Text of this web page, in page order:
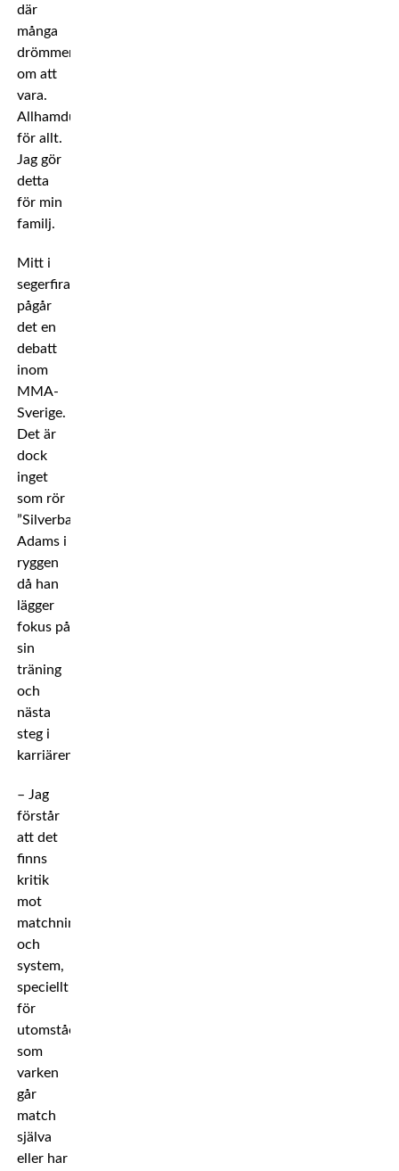
där
många
drömmer
om att
vara.
Allhamdullilah
för allt.
Jag gör
detta
för min
familj.
Mitt i
segerfirande
pågår
det en
debatt
inom
MMA-
Sverige.
Det är
dock
inget
som rör
”Silverback”
Adams i
ryggen
då han
lägger
fokus på
sin
träning
och
nästa
steg i
karriären.
– Jag
förstår
att det
finns
kritik
mot
matchningar
och
system,
speciellt
för
utomstående
som
varken
går
match
själva
eller har